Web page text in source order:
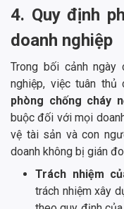
4. Quy định
doanh nghiệp
Trong bối cảnh ngày
nghiệp, việc tuân
phòng chống cháy
buộc đối với mọi
vệ tài sản và con
doanh không bị gián
Trách nhiệm
trách nhiệm xây